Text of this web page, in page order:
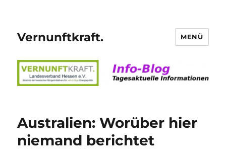
Vernunftkraft. MENÜ
Australien: Worüber hier
niemand berichtet